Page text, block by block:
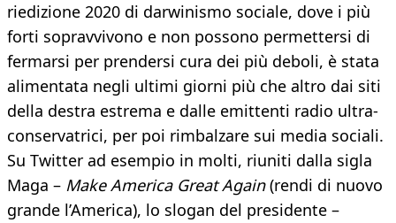
riedizione 2020 di darwinismo sociale, dove i più
forti sopravvivono e non possono permettersi di
fermarsi per prendersi cura dei più deboli, è stata
alimentata negli ultimi giorni più che altro dai siti
della destra estrema e dalle emittenti radio ultra-
conservatrici, per poi rimbalzare sui media sociali.
Su Twitter ad esempio in molti, riuniti dalla sigla
Maga – Make America Great Again(rendi di nuovo
grande l’America), lo slogan del presidente –